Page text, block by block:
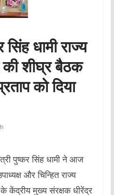
धामी राज्य
की शीघ्र बैठक
को दिया
पुष्कर सिंह धामी ने आज
और चिन्हित राज्य
केंद्रीय मुख्य संरक्षक धीरेंद्र